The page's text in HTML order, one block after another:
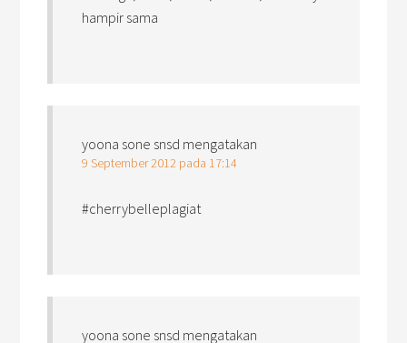
hampir sama
yoona sone snsd mengatakan
9 September 2012 pada 17:14
#cherrybelleplagiat
yoona sone snsd mengatakan